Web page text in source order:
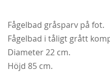
Fågelbad gråsparv på fot.
Fågelbad i tåligt grått
Diameter 22 cm.
Höjd 85 cm.